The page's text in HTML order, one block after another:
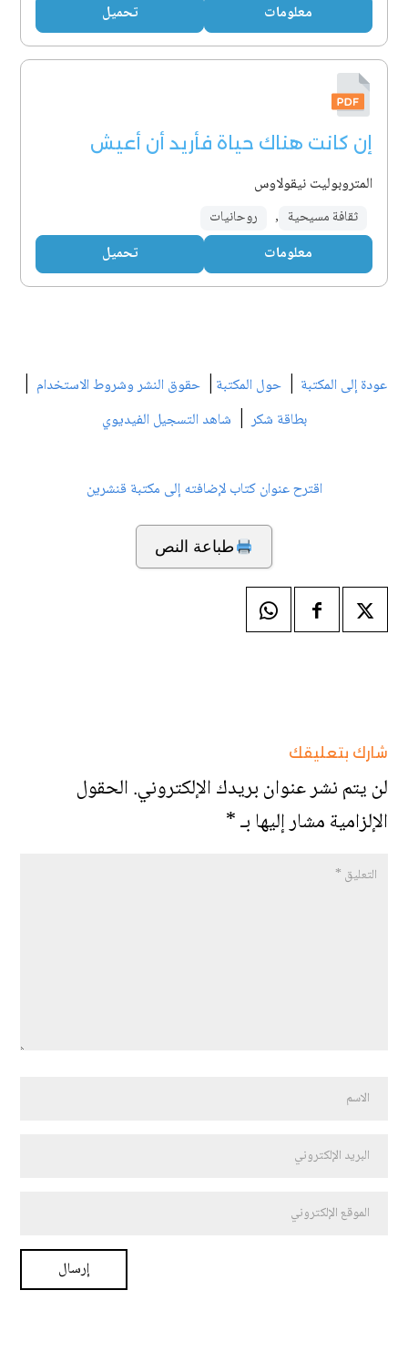
معلومات تحميل
إن كانت هناك حياة فأريد أن أعيش
المتروبوليت نيقولاوس
ثقافة مسيحية , روحانيات
معلومات تحميل
عودة إلى المكتبة | حول المكتبة | حقوق النشر وشروط الاستخدام |
بطاقة شكر| شاهد التسجيل الفيديوي
اقترح عنوان كتاب لإضافته إلى مكتبة قنشرين
طباعة النص
شارك بتعليقك
لن يتم نشر عنوان بريدك الإلكتروني.الحقول
الإلزامية مشار إليها بـ*